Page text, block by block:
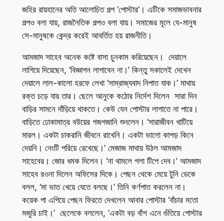
জহির রায়হানের অতি আলোচিত গল্প ‘পোস্টার’। এটিকে সমাজভাবনার
গল্পও বলা যায়, রাজনৈতিক গল্পও বলা যায়। সমাজের মূলে যে-মানুষ
সে-মানুষকে কেন্দ্র করেই আবর্তিত হয় রাজনীতি।
আমজাদ সাহেব অনেক কষ্টে বাসা চুনকাম করিয়েছেন। দেয়ালে
লাগিয়ে দিয়েছেন, ‘বিজ্ঞাপন লাগাবেন না।’ কিন্তু সকালেই দেখেন
দেয়ালে লাল-কালো হরফে লেখা ‘সাম্রাজ্যবাদ নিপাত যাক।’ মাথায়
রক্ত চড়ে যায় তার। ছেলে আনুকে কঠোর নির্দেশ দিলেন সারা দিন
বাড়ির সামনে দাঁড়িয়ে থাকতে। কেউ যেন পোস্টার লাগাতে না পারে।
বাড়িতে ঢোকামাত্র বউয়ের গজগজানি শুনলেন। ‘সারাজীবন খাটিয়ে
মারল। একটা চাকরানি জীবনে রাখেনি। একটা ভালো কাপড় কিনে
দেয়নি। নেংটি পরিয়ে রেখেছে।’ মেজাজ মাথায় উঠল আমজাদ
সাহেবের। জোর ধমক দিলেন। ‘না থামলে গলা টিপে দেব।’ আমজাদ
সাহেব রওনা দিলেন অফিসের দিকে। পেছন থেকে মেয়ে টুনি ডেকে
বলল, ‘মা ভাত খেয়ে যেতে বলছে।’ তিনি কর্ণপাত করলেন না।
কয়েক পা এগিয়ে পেছন ফিরতে দেখলেন আবার পোস্টার ‘বাঁচার মতো
মজুরি চাই।’ ছেলেকে বললেন, ‘একটা বড় বাঁশ এনে গুঁতিয়ে পোস্টার